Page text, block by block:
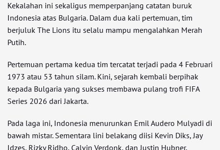
Kekalahan ini sekaligus memperpanjang catatan buruk
Indonesia atas Bulgaria. Dalam dua kali pertemuan, tim
berjuluk The Lions itu selalu mampu mengalahkan Merah
Putih.
Pertemuan pertama kedua tim tercatat terjadi pada 4 Februari
1973 atau 53 tahun silam. Kini, sejarah kembali berpihak
kepada Bulgaria yang sukses membawa pulang trofi FIFA
Series 2026 dari Jakarta.
Pada laga ini, Indonesia menurunkan Emil Audero Mulyadi di
bawah mistar. Sementara lini belakang diisi Kevin Diks, Jay
Idzes, Rizky Ridho, Calvin Verdonk, dan Justin Hubner,